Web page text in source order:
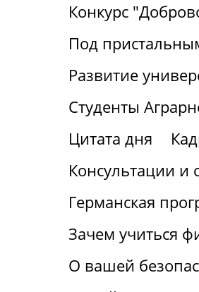
Конкурс
Под
Развитие
Студенты
Цитата дня
Консультации и
Германская
Зачем учиться
О вашей